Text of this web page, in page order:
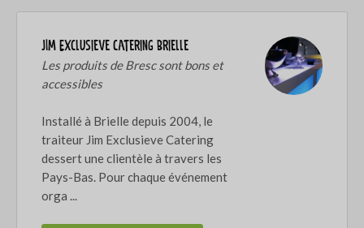
JIM Exclusieve Catering Brielle
Les produits de Bresc sont bons et
accessibles
Installé à Brielle depuis 2004, le
traiteur Jim Exclusieve Catering
dessert une clientèle à travers les
Pays-Bas. Pour chaque événement
orga ...